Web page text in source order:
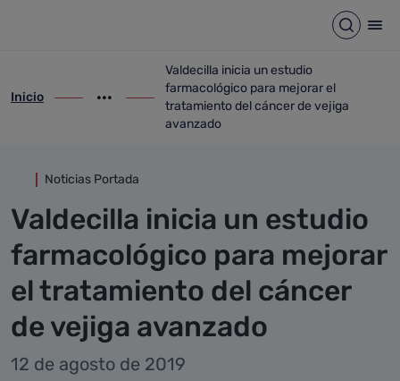
Abrir
ir-a inicio
Inicio
Mostrar opciones del camino de migas
ir-a Valdecilla inicia un estudio
Valdecilla inicia un estudio
farmacológico para mejorar el
tratamiento del cáncer de vejiga
avanzado
Noticias Portada
Valdecilla inicia un estudio
farmacológico para mejorar
el tratamiento del cáncer
de vejiga avanzado
12 de agosto de 2019